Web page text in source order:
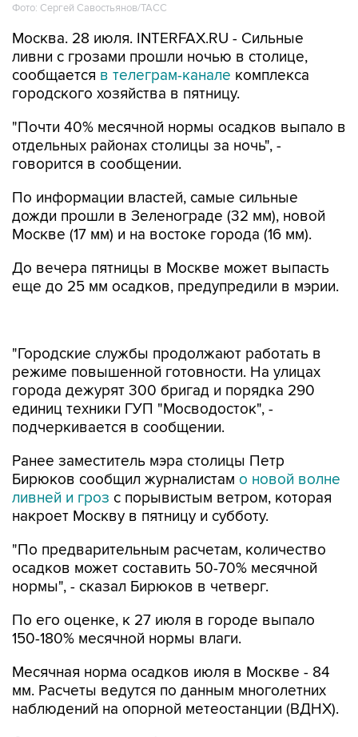
Фото: Сергей Савостьянов/ТАСС
Москва. 28 июля. INTERFAX.RU - Сильные
ливни с грозами прошли ночью в столице,
сообщается в телеграм-канале комплекса
городского хозяйства в пятницу.
"Почти 40% месячной нормы осадков выпало в
отдельных районах столицы за ночь", -
говорится в сообщении.
По информации властей, самые сильные
дожди прошли в Зеленограде (32 мм), новой
Москве (17 мм) и на востоке города (16 мм).
До вечера пятницы в Москве может выпасть
еще до 25 мм осадков, предупредили в мэрии.
города дежурят 300 бригад и порядка 290
единиц техники ГУП "Мосводосток", -
подчеркивается в сообщении.
Ранее заместитель мэра столицы Петр
ливней и грозс порывистым ветром, которая
накроет Москву в пятницу и субботу.
"По предварительным расчетам, количество
нормы", - сказал Бирюков в четверг.
По его оценке, к 27 июля в городе выпало
Месячная норма осадков июля в Москве - 84
наблюдений на опорной метеостанции (ВДНХ).
Столица в средупобила рекорд по дождям,